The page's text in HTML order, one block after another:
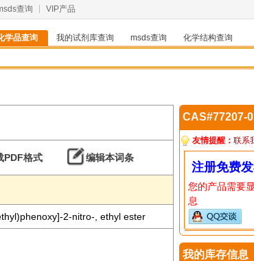
查询 VIP产品
学品查询 我的试剂库查询 msds查询
化学结构查询
PDF格式 编辑本词条
2-nitro-, ethyl ester
CAS#77207-
友情提醒： 联系
注册免费
您的产品需要
息
我的库存信息